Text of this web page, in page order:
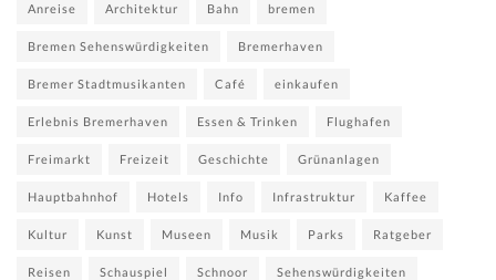
Anreise Architektur Bahn bremen
Bremen Sehenswürdigkeiten Bremerhaven
Bremer Stadtmusikanten Café einkaufen
Erlebnis Bremerhaven Essen & Trinken Flughafen
Freimarkt Freizeit Geschichte Grünanlagen
Hauptbahnhof Hotels Info Infrastruktur Kaffee
Kultur Kunst Museen Musik Parks Ratgeber
Reisen Schauspiel Schnoor Sehenswürdigkeiten